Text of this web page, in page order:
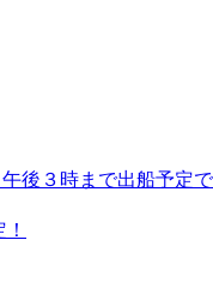
後３時まで出船予定